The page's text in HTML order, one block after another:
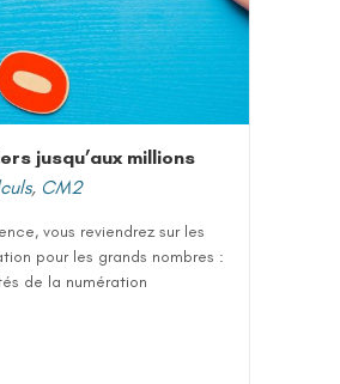
jusqu’aux millions
, CM2
vous reviendrez sur les
pour les grands nombres :
de la numération